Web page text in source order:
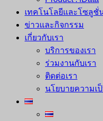
เทคโนโลยีและโซลูชั่
ข่าวและกิจกรรม
เกี่ยวกับเรา
บริการของเรา
ร่วมงานกับเรา
ติดต่อเรา
นโยบายความเ